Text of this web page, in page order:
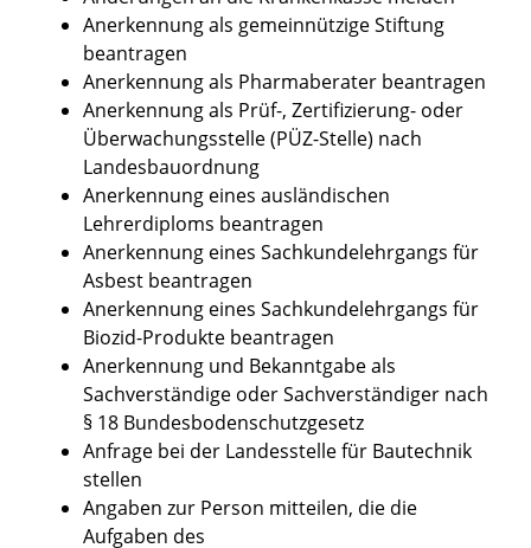
Anerkennung als gemeinnützige Stiftung
beantragen
Anerkennung als Pharmaberater beantragen
Anerkennung als Prüf-, Zertifizierung- oder
Überwachungsstelle (PÜZ-Stelle) nach
Landesbauordnung
Anerkennung eines ausländischen
Lehrerdiploms beantragen
Anerkennung eines Sachkundelehrgangs für
Asbest beantragen
Anerkennung eines Sachkundelehrgangs für
Biozid-Produkte beantragen
Anerkennung und Bekanntgabe als
Sachverständige oder Sachverständiger nach
§ 18 Bundesbodenschutzgesetz
Anfrage bei der Landesstelle für Bautechnik
stellen
Angaben zur Person mitteilen, die die
Aufgaben des